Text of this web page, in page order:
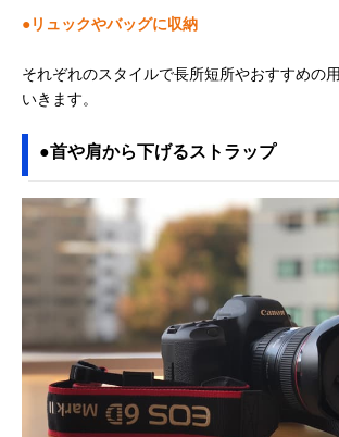
●リュックやバッグに収納
それぞれのスタイルで長所短所やおすすめの
いきます。
●首や肩から下げるストラップ